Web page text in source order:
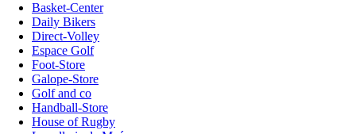
Basket-Center
Daily Bikers
Direct-Volley
Espace Golf
Foot-Store
Galope-Store
Golf and co
Handball-Store
House of Rugby